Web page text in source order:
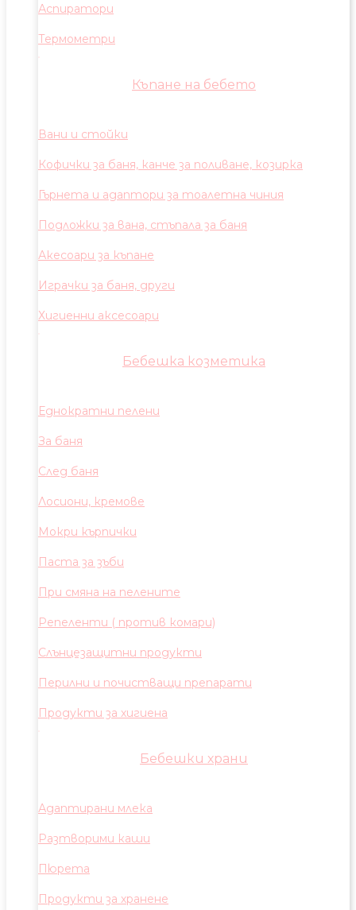
Аспиратори
Термометри
Къпане на бебето
Вани и стойки
Кофички за баня, канче за поливане, козирка
Гърнета и адаптори за тоалетна чиния
Подложки за вана, стъпала за баня
Акесоари за къпане
Играчки за баня, други
Хигиенни аксесоари
Бебешка козметика
Еднократни пелени
За баня
След баня
Лосиони, кремове
Мокри кърпички
Паста за зъби
При смяна на пелените
Репеленти ( против комари)
Слънцезащитни продукти
Перилни и почистващи препарати
Продукти за хигиена
Бебешки храни
Адаптирани млека
Разтворими каши
Пюрета
Продукти за хранене